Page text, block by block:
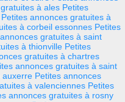
à ales Petites
Petites annonces gratuites à
à corbeil essonnes Petites
gratuites à saint
à thionville Petites
gratuites à chartres
annonces gratuites à saint
auxerre Petites annonces
à valenciennes Petites
annonces gratuites à rosny